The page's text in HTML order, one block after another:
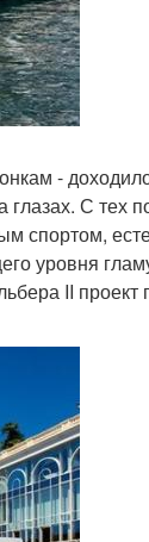
-
С тех
спортом,
уровня
II проект